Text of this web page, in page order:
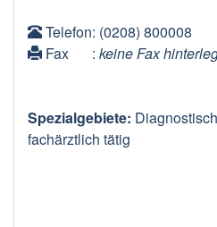
Telefon: (0208) 800008
Fax
: keine Fax
Spezialgebiete:
fachärztlich tätig